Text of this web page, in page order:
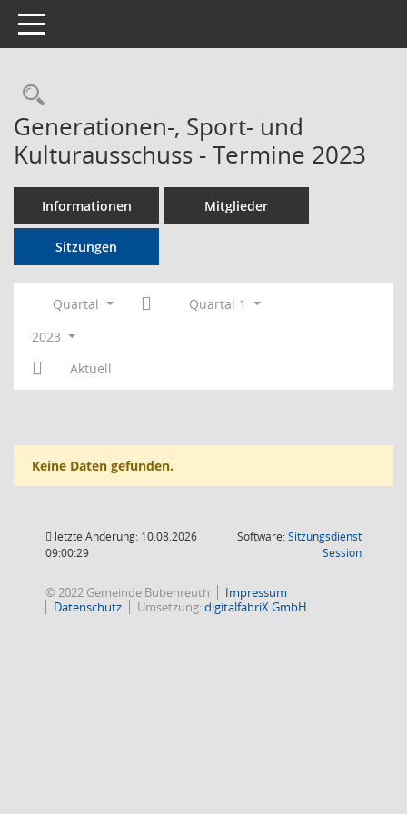
Toggle navigation
Rechercheauswahl
Generationen-, Sport- und
Kulturausschuss - Termine 2023
Informationen Mitglieder
Sitzungen
Quartal
Quartal 1
2023
Aktuell
Keine Daten gefunden.
letzte Änderung: 10.08.2026
09:00:29
Software:Sitzungsdienst
Session(Wird in
© 2022 Gemeinde Bubenreuth
Impressum
Datenschutz
Umsetzung:digitalfabriX GmbH